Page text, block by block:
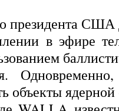
США
в эфире
объекты